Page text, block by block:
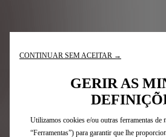
Condições Legais
Inscreva-se na
CONTINUAR SEM ACEITAR →
GERIR AS
Utilizamos cookies e/ou outras ferramentas de
“Ferramentas”) para garantir que lhe